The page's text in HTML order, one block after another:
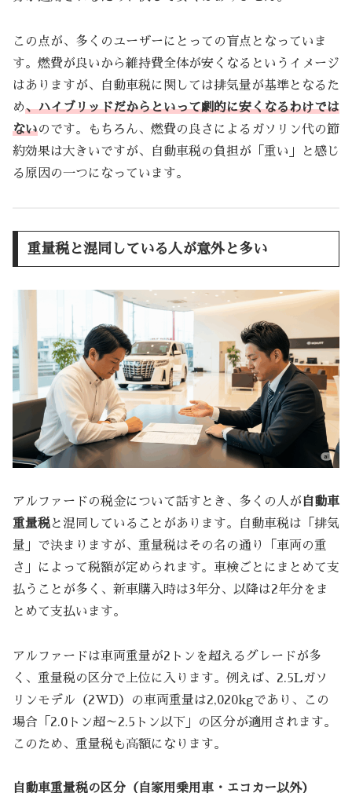
この点が、多くのユーザーにとっての盲点となっていま
す。燃費が良いから維持費全体が安くなるというイメージ
はありますが、自動車税に関しては排気量が基準となるた
め、ハイブリッドだからといって劇的に安くなるわけでは
ないのです。もちろん、燃費の良さによるガソリン代の節
約効果は大きいですが、自動車税の負担が「重い」と感じ
る原因の一つになっています。
重量税と混同している人が意外と多い
アルファードの税金について話すとき、多くの人が 自動車
重量税と混同していることがあります。自動車税は「排気
量」で決まりますが、重量税はその名の通り「車両の重
さ」によって税額が定められます。車検ごとにまとめて支
払うことが多く、新車購入時は3年分、以降は2年分をま
とめて支払います。
アルファードは車両重量が2トンを超えるグレードが多
く、重量税の区分で上位に入ります。例えば、2.5Lガソ
リンモデル（2WD）の車両重量は2,020kgであり、この
場合「2.0トン超～2.5トン以下」の区分が適用されます。
このため、重量税も高額になります。
自動車重量税の区分（自家用乗用車・エコカー以外）